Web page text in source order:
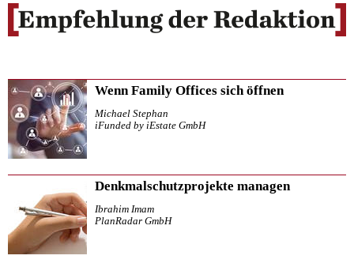
Wenn Family Offices sich öffnen
Michael Stephan
iFunded by iEstate GmbH
Denkmalschutzprojekte managen
Ibrahim Imam
PlanRadar GmbH